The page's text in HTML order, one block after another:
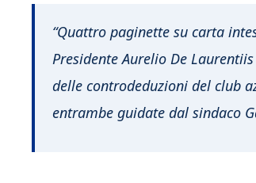
“Quattro paginette su carta
Presidente Aurelio De
delle controdeduzioni del club
entrambe guidate dal sindaco